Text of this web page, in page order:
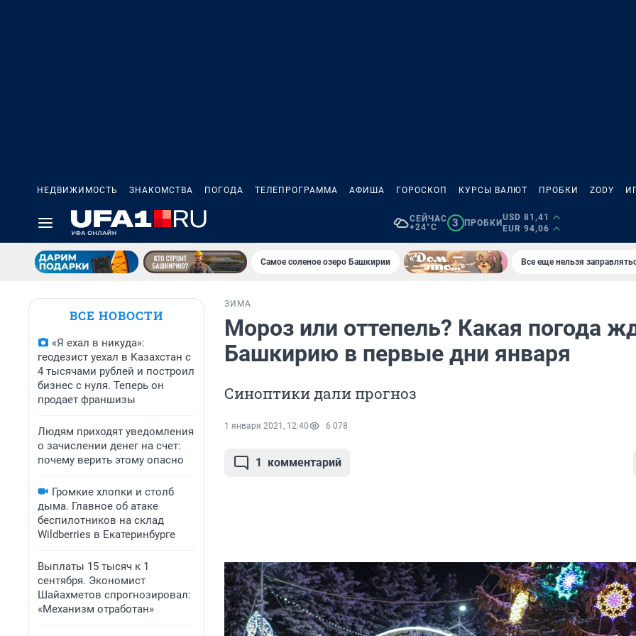
НЕДВИЖИМОСТЬ ЗНАКОМСТВА ПОГОДА ТЕЛЕПРОГРАММА АФИША ГОРОСКОП КУРСЫ ВАЛЮТ ПРОБКИ ZODY
СЕЙЧАС
+24°C
3 ПРОБКИ
USD 81,41
EUR 94,06
Самое соленое озеро Башкирии Все еще нельзя
ВСЕ НОВОСТИ
«Я ехал в никуда»:
геодезист уехал в Казахстан с
4 тысячами рублей и построил
бизнес с нуля. Теперь он
продает франшизы
Людям приходят уведомления
о зачислении денег на счет:
почему верить этому опасно
Громкие хлопки и столб
дыма. Главное об атаке
беспилотников на склад
Wildberries в Екатеринбурге
Выплаты 15 тысяч к 1
сентября. Экономист
Шайахметов спрогнозировал:
«Механизм отработан»
ЗИМА
Мороз или оттепель? Какая погода
Башкирию в первые дни января
Синоптики дали прогноз
1 января 2021, 12:40 6 078
1 комментарий